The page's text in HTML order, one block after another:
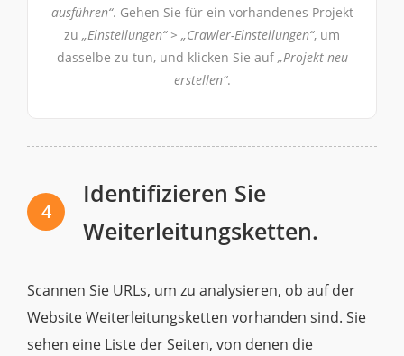
ausführen“. Gehen Sie für ein vorhandenes Projekt
zu „Einstellungen“ > „Crawler-Einstellungen“, um
dasselbe zu tun, und klicken Sie auf „Projekt neu
erstellen“.
4
Identifizieren Sie
Weiterleitungsketten.
Scannen Sie URLs, um zu analysieren, ob auf der
Website Weiterleitungsketten vorhanden sind. Sie
sehen eine Liste der Seiten, von denen die